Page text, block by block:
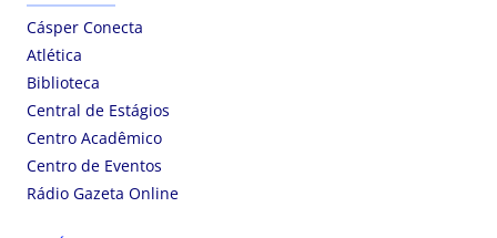
Cásper Conecta
Atlética
Biblioteca
Central de Estágios
Centro Acadêmico
Centro de Eventos
Rádio Gazeta Online